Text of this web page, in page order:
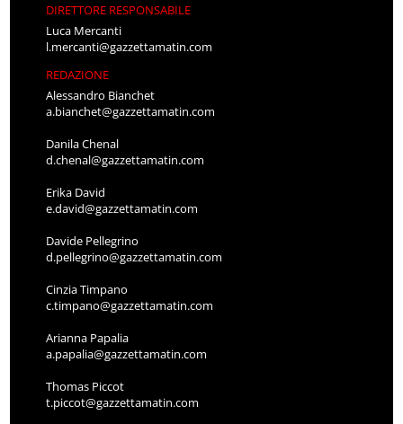
DIRETTORE RESPONSABILE
Luca Mercanti
l.mercanti@gazzettamatin.com
REDAZIONE
Alessandro Bianchet
a.bianchet@gazzettamatin.com
Danila Chenal
d.chenal@gazzettamatin.com
Erika David
e.david@gazzettamatin.com
Davide Pellegrino
d.pellegrino@gazzettamatin.com
Cinzia Timpano
c.timpano@gazzettamatin.com
Arianna Papalia
a.papalia@gazzettamatin.com
Thomas Piccot
t.piccot@gazzettamatin.com